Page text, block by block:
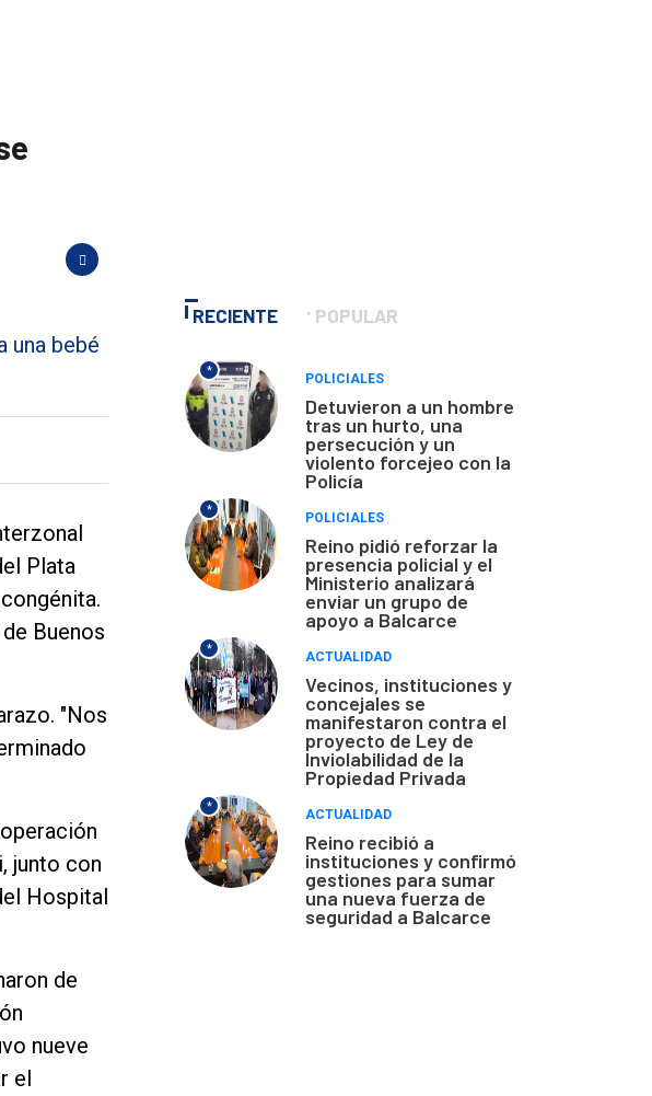
Plata
Buenos
"Nos
junto con
Hospital
de
nueve
el
RECIENTE POPULAR
*
POLICIALES
Detuvieron a un hombre
tras un hurto, una
persecución y un
violento forcejeo con la
Policía
*
POLICIALES
Reino pidió reforzar la
presencia policial y el
Ministerio analizará
enviar un grupo de
apoyo a Balcarce
*
ACTUALIDAD
Vecinos, instituciones y
concejales se
manifestaron contra el
proyecto de Ley de
Inviolabilidad de la
Propiedad Privada
*
ACTUALIDAD
Reino recibió a
instituciones y confirmó
gestiones para sumar
una nueva fuerza de
seguridad a Balcarce